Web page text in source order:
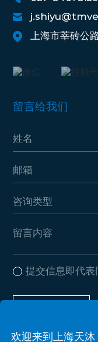
上海市莘砖公
留言给我们
提交信息即代表
欢迎来到上海天沐